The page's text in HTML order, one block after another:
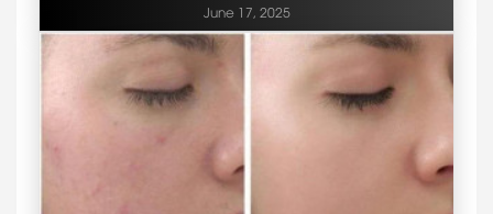
June 17, 2025